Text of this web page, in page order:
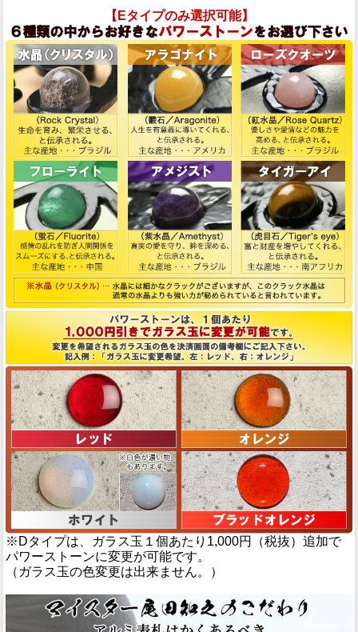
【Eタイプのみ選択可能】
※Dタイプは、ガラス玉１個あたり1,000円（税抜）追加で
パワーストーンに変更が可能です。
（ガラス玉の色変更は出来ません。）